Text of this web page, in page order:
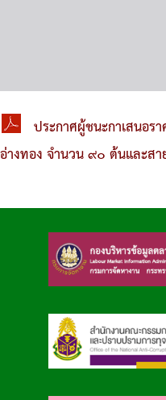
ประกาศผู้ชนะกาเสนอ
อ่างทอง จำนวน ๙๐ ต้นและส